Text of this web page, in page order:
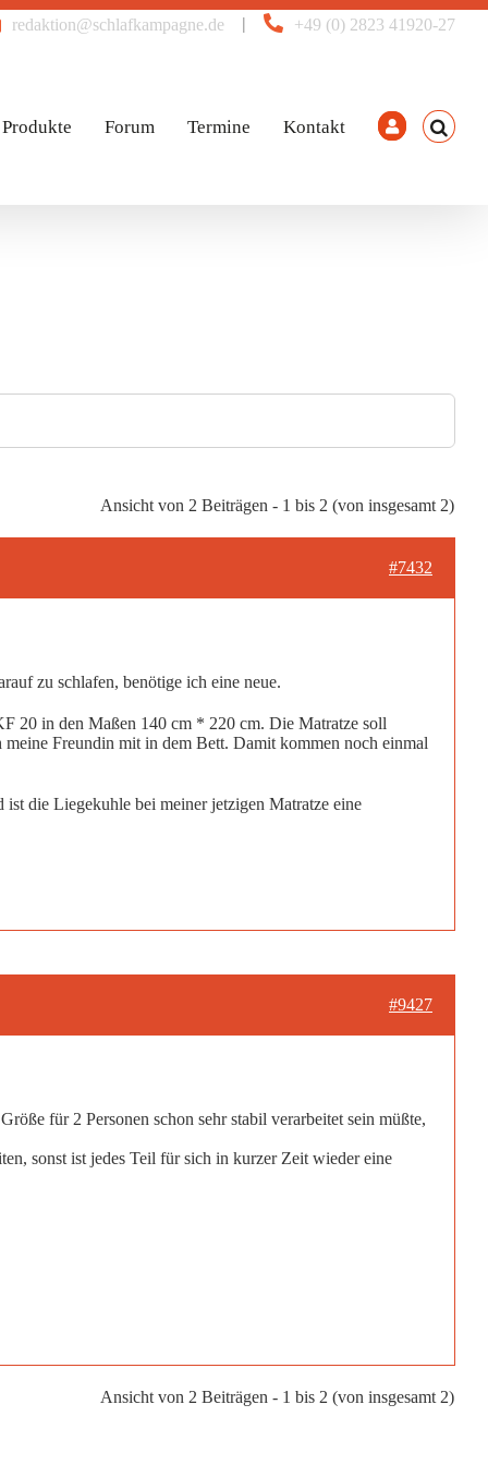
+49 (0) 2823 41920-27
|
redaktion@schlafkampagne.de
Produkte Forum Termine Kontakt
Ansicht von 2 Beiträgen - 1 bis 2 (von insgesamt 2)
#7432
zu schlafen, benötige ich eine neue.
20 in den Maßen 140 cm * 220 cm. Die Matratze soll
Freundin mit in dem Bett. Damit kommen noch einmal
die Liegekuhle bei meiner jetzigen Matratze eine
#9427
für 2 Personen schon sehr stabil verarbeitet sein müßte,
sonst ist jedes Teil für sich in kurzer Zeit wieder eine
Ansicht von 2 Beiträgen - 1 bis 2 (von insgesamt 2)